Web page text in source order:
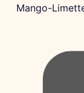
Mango-